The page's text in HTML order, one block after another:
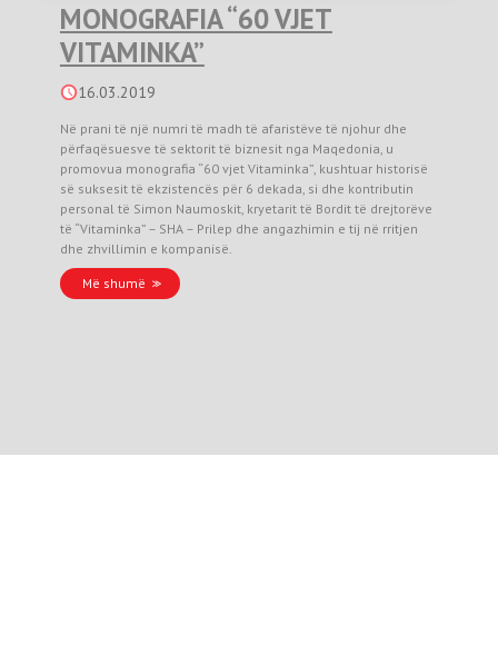
MONOGRAFIA “60 VJET
VITAMINKA”
16.03.2019
Në prani të një numri të madh të afaristëve të njohur dhe
përfaqësuesve të sektorit të biznesit nga Maqedonia, u
promovua monografia “60 vjet Vitaminka”, kushtuar historisë
së suksesit të ekzistencës për 6 dekada, si dhe kontributin
personal të Simon Naumoskit, kryetarit të Bordit të drejtorëve
të “Vitaminka” – SHA – Prilep dhe angazhimin e tij në rritjen
dhe zhvillimin e kompanisë.
Më shumë